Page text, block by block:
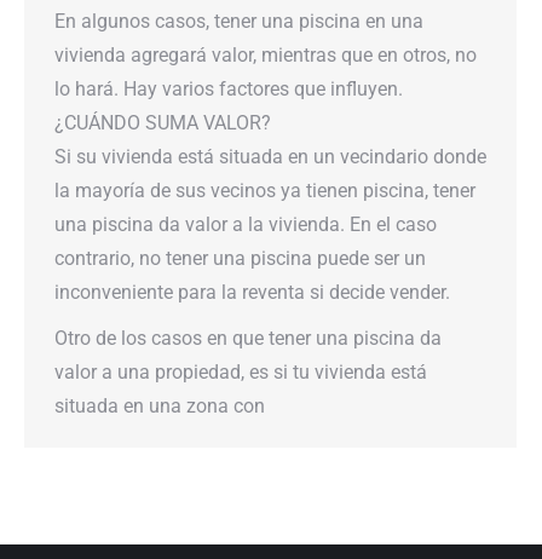
En algunos casos, tener una piscina en una
vivienda agregará valor, mientras que en otros, no
lo hará. Hay varios factores que influyen.
¿CUÁNDO SUMA VALOR?
Si su vivienda está situada en un vecindario donde
la mayoría de sus vecinos ya tienen piscina, tener
una piscina da valor a la vivienda. En el caso
contrario, no tener una piscina puede ser un
inconveniente para la reventa si decide vender.
Otro de los casos en que tener una piscina da
valor a una propiedad, es si tu vivienda está
situada en una zona con